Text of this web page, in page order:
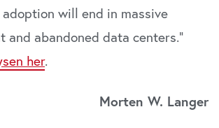
will end in massive
and abandoned data centers.”
her.
Morten W. Langer